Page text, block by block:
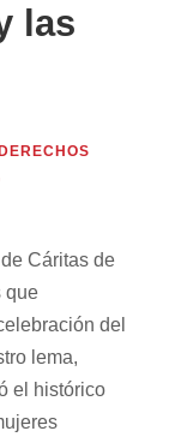
las
Cáritas de
que
del
lema,
el histórico